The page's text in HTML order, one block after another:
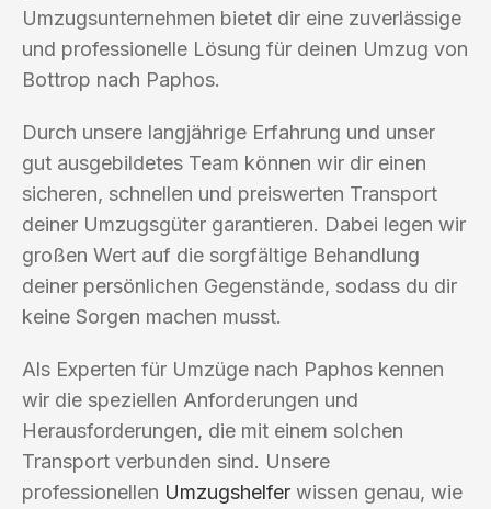
Umzugsunternehmen bietet dir eine zuverlässige
und professionelle Lösung für deinen Umzug von
Bottrop nach Paphos.
Durch unsere langjährige Erfahrung und unser
gut ausgebildetes Team können wir dir einen
sicheren, schnellen und preiswerten Transport
deiner Umzugsgüter garantieren. Dabei legen wir
großen Wert auf die sorgfältige Behandlung
deiner persönlichen Gegenstände, sodass du dir
keine Sorgen machen musst.
Als Experten für Umzüge nach Paphos kennen
wir die speziellen Anforderungen und
Herausforderungen, die mit einem solchen
Transport verbunden sind. Unsere
professionellen Umzugshelfer wissen genau, wie